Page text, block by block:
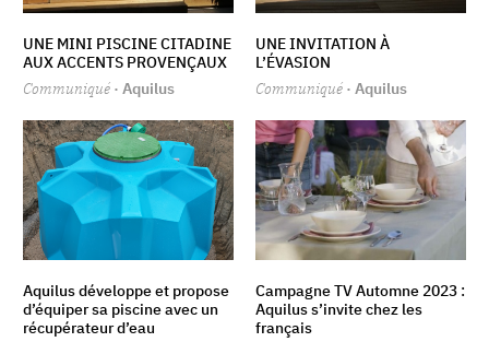
UNE MINI PISCINE CITADINE
AUX ACCENTS PROVENÇAUX
Communiqué · Aquilus
UNE INVITATION À
L’ÉVASION
Communiqué · Aquilus
Aquilus développe et propose
d’équiper sa piscine avec un
récupérateur d’eau
Campagne TV Automne 2023 :
Aquilus s’invite chez les
français